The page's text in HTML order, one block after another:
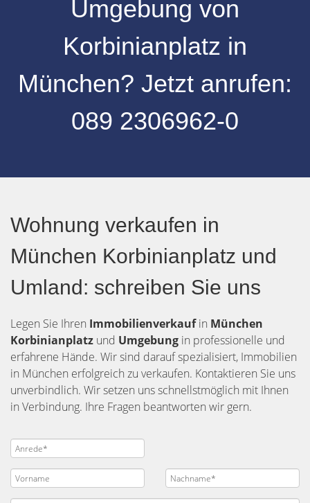
Umgebung von
Korbinianplatz in
München? Jetzt anrufen:
089 2306962-0
Wohnung verkaufen in
München Korbinianplatz und
Umland: schreiben Sie uns
Legen Sie Ihren Immobilienverkaufin München
Korbinianplatz und Umgebung in professionelle und
erfahrene Hände. Wir sind darauf spezialisiert, Immobilien
in München erfolgreich zu verkaufen. Kontaktieren Sie uns
unverbindlich. Wir setzen uns schnellstmöglich mit Ihnen
in Verbindung. Ihre Fragen beantworten wir gern.